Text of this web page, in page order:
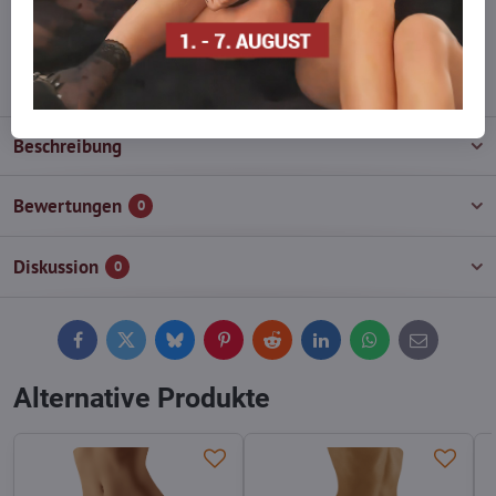
wieder auf!
info​@everlady​.eu
Beschreibung
Bewertungen 0
Diskussion 0
FacebookTwitterBlueskyPinterestReddit LinkedInWhatsApp
E-
mail
Alternative Produkte